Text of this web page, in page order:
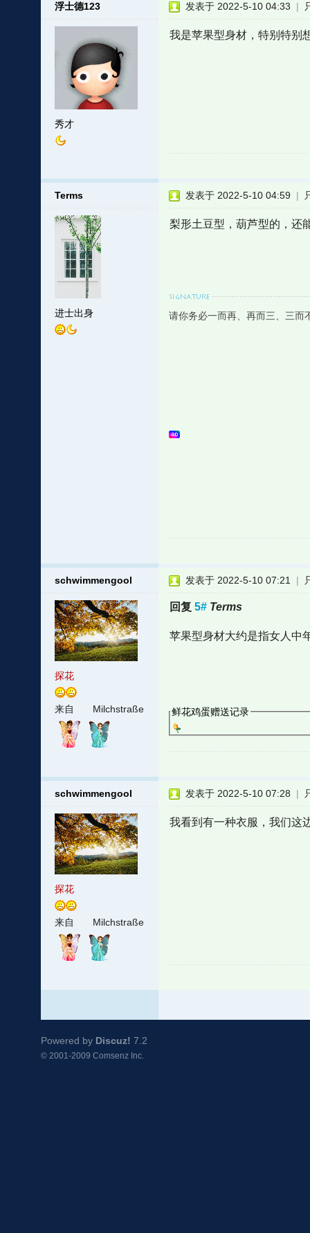
浮士德123
秀才
发表于 2022-5-10 04:33 |
我是苹果型身材，特别特别
Terms
进士出身
发表于 2022-5-10 04:59 |
梨形土豆型，葫芦型的，还
请你务必一而再、再而三、三
schwimmengool
探花
来自 Milchstraße
发表于 2022-5-10 07:21 |
回复 5# Terms
苹果型身材大约是指女人中
鲜花鸡蛋赠送记录
schwimmengool
探花
来自 Milchstraße
发表于 2022-5-10 07:28 |
我看到有一种衣服，我们这
Powered by Discuz! 7.2
© 2001-2009 Comsenz Inc.